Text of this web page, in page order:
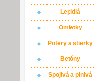
Lepidlá
Omietky
Potery a stierky
Betóny
Spojivá a plnivá